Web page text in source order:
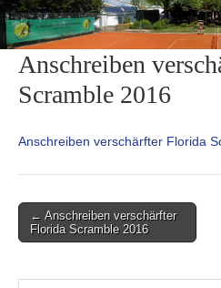
Anschreiben
Scramble 2016
Anschreiben verschärfter Florida
Post
navigation
← Anschreiben verschärfter
Florida Scramble 2016